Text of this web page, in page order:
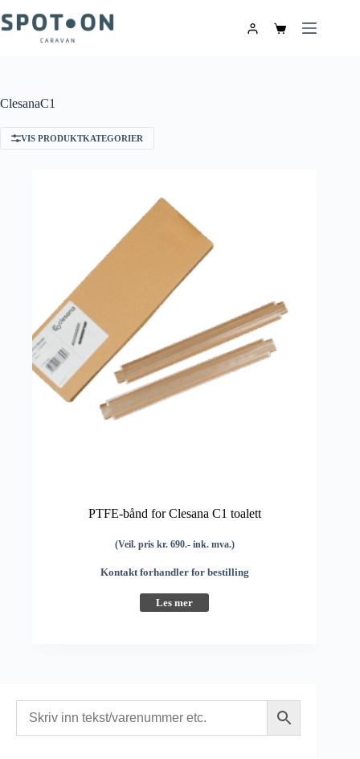
ClesanaC1
VIS PRODUKTKATEGORIER
PTFE-bånd for Clesana C1 toalett
(Veil. pris kr. 690.- ink. mva.)
Kontakt forhandler for bestilling
Les mer